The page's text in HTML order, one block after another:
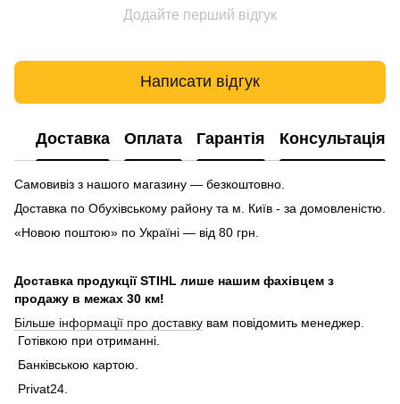
Додайте перший відгук
Написати відгук
Доставка Оплата Гарантія Консультація
Самовивіз з нашого магазину — безкоштовно.
Доставка по Обухівському району та м. Київ - за домовленістю.
«Новою поштою» по Україні — від 80 грн.
Доставка продукції STIHL лише нашим фахівцем з
продажу в межах 30 км!
Більше інформації про доставку вам повідомить менеджер.
Готівкою при отриманні.
Банківською картою.
Privat24.